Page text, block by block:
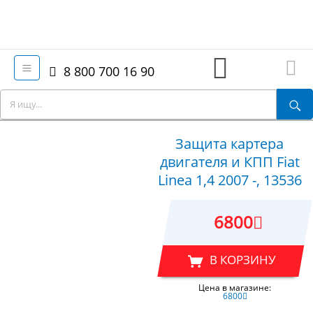
8 800 700 16 90
Защита картера
двигателя и КПП Fiat
Linea 1,4 2007 -, 13536
6800
В КОРЗИНУ
Цена в магазине:
6800